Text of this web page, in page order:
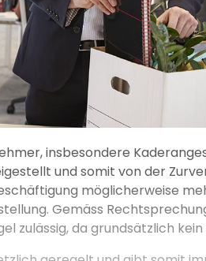
insbesondere
und somit von der
möglicherweise
Gemäss
zulässig, da grundsätzlich